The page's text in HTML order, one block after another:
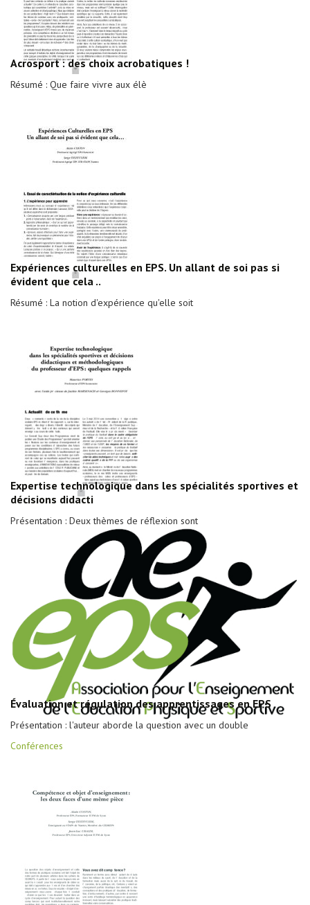
Acrosport : des choix acrobatiques !
Résumé : Que faire vivre aux élè
Expériences culturelles en EPS. Un allant de soi pas si
évident que cela ..
Résumé : La notion d'expérience qu'elle soit
Expertise technologique dans les spécialités sportives et
décisions didacti
Présentation : Deux thèmes de réflexion sont
Évaluation et régulation des apprentissages en EPS
Présentation : l'auteur aborde la question avec un double
Conférences